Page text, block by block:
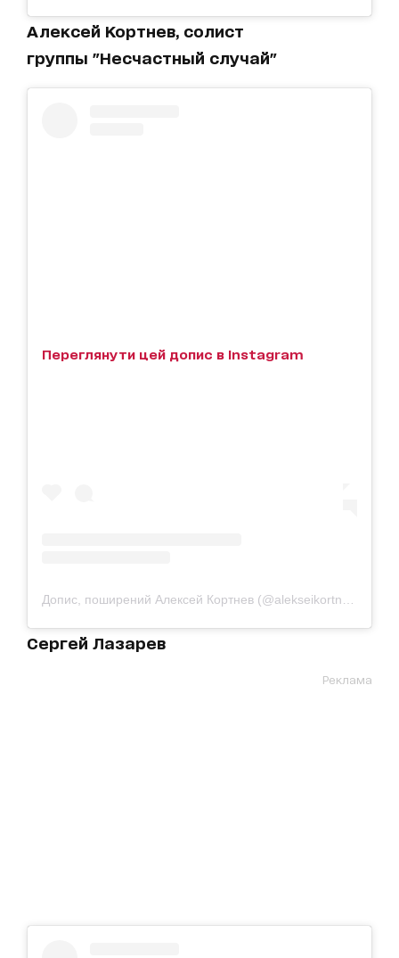
Алексей Кортнев, солист
группы "Несчастный случай"
Переглянути цей допис в Instagram
Сергей Лазарев
Реклама